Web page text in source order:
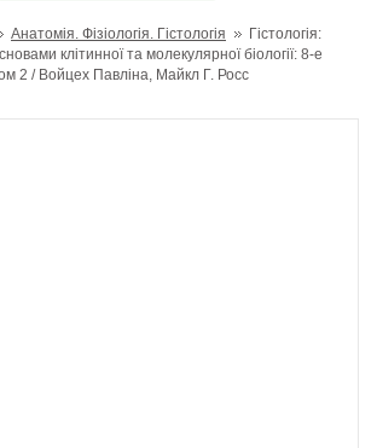
Анатомія. Фізіологія. Гістологія
Гістологія:
клітинної та молекулярної біології: 8-е
2 / Войцех Павліна, Майкл Г. Росс